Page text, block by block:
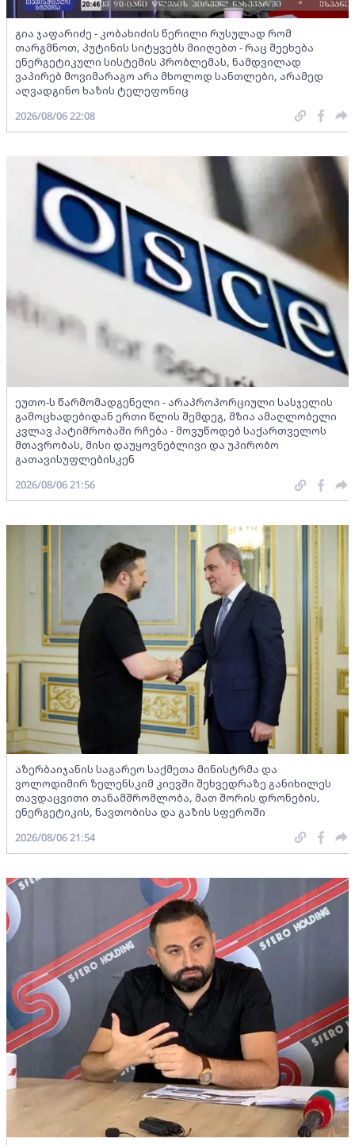
გია ჯაფარიძე - კობახიძის წერილი რუსულად რომ
თარგმნოთ, პუტინის სიტყვებს მიიღებთ - რაც შეეხება
ენერგეტიკული სისტემის პრობლემას, ნამდვილად
ვაპირებ მოვიმარაგო არა მხოლოდ სანთლები, არამედ
აღვადგინო ხაზის ტელეფონიც
2026/08/06 22:08
ეუთო-ს წარმომადგენელი - არაპროპორციული სასჯელის
გამოცხადებიდან ერთი წლის შემდეგ, მზია ამაღლობელი
კვლავ პატიმრობაში რჩება - მოვუწოდებ საქართველოს
მთავრობას, მისი დაუყოვნებლივი და უპირობო
გათავისუფლებისკენ
2026/08/06 21:56
აზერბაიჯანის საგარეო საქმეთა მინისტრმა და
ვოლოდიმირ ზელენსკიმ კიევში შეხვედრაზე განიხილეს
თავდაცვითი თანამშრომლობა, მათ შორის დრონების,
ენერგეტიკის, ნავთობისა და გაზის სფეროში
2026/08/06 21:54